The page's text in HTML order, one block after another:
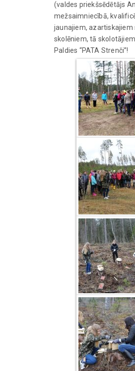
(valdes priekšsēdētājs
mežsaimniecībā,
jaunajiem,
skolēniem, tā skolotājiem.
Paldies “PATA Strenči”!